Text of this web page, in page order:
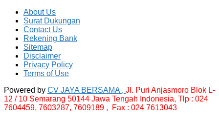
About Us
Surat Dukungan
Contact Us
Rekening Bank
Sitemap
Disclaimer
Privacy Policy
Terms of Use
Powered by CV JAYA BERSAMA , Jl. Puri Anjasmoro Blok L-
12 / 10 Semarang 50144 Jawa Tengah Indonesia, Tlp : 024
7604459, 7603287, 7609189 , Fax : 024 7613043